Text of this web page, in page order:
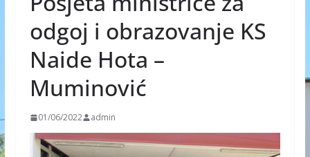
odgoj i obrazovanje KS
Naide Hota –
Muminović
01/06/2022 admin